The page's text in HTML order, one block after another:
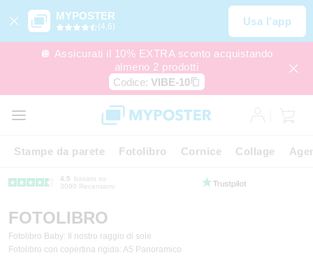
MYPOSTER
(4,6) Usa l’app
🪩 Assicurati il 10% EXTRA sconto acquistando
almeno 2 prodotti
Codice: VIBE-10
Stampe da parete Fotolibro Cornice Collage
4.5
basato su
3090 Recensioni
FOTOLIBRO
Fotolibro Baby: Il nostro raggio di sole
Fotolibro con copertina rigida: A5 Panoramico